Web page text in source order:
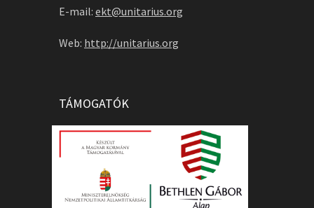
E-mail: ekt@unitarius.org
Web: http://unitarius.org
TÁMOGATÓK